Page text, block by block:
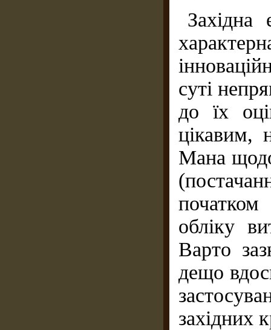
Західна
суті
до їх
цікавим,
Мана
обліку
Варто
дещо
західних